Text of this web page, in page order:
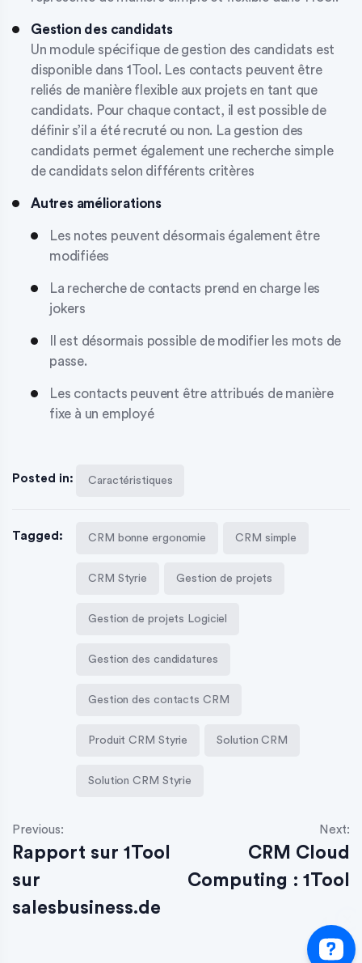
Gestion des candidats
Un module spécifique de gestion des candidats est
disponible dans 1Tool. Les contacts peuvent être
reliés de manière flexible aux projets en tant que
candidats. Pour chaque contact, il est possible de
définir s’il a été recruté ou non. La gestion des
candidats permet également une recherche simple
de candidats selon différents critères
Autres améliorations
Les notes peuvent désormais également être
modifiées
La recherche de contacts prend en charge les
jokers
Il est désormais possible de modifier les mots de
passe.
Les contacts peuvent être attribués de manière
fixe à un employé
Posted in: Caractéristiques
Tagged: CRM bonne ergonomie CRM simple
CRM Styrie Gestion de projets
Gestion de projets Logiciel
Gestion des candidatures
Gestion des contacts CRM
Produit CRM Styrie Solution CRM
Solution CRM Styrie
Previous:
Rapport sur 1Tool
sur
salesbusiness.de
Next:
CRM Cloud
Computing : 1Tool